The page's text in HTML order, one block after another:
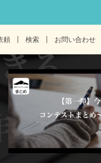
頼 検索 お問い合わせ